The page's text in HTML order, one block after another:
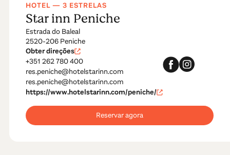
HOTEL — 3 ESTRELAS
Star inn Peniche
Estrada do Baleal
2520-206 Peniche
Obter direções
+351 262 780 400
res.peniche@hotelstarinn.com
res.peniche@hotelstarinn.com
https://www.hotelstarinn.com/peniche/
Reservar agora